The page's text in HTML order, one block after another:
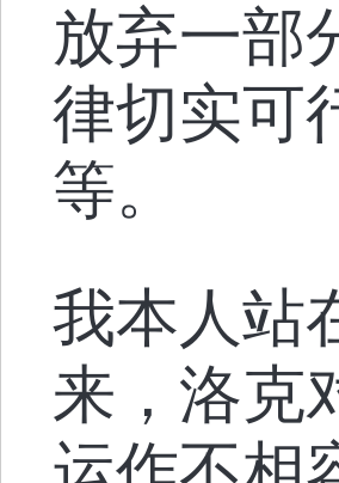
放弃一部
律切实可
等。
我本人站
来，洛克